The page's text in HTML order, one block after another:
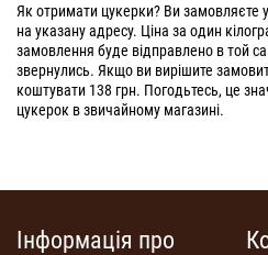
Як отримати цукерки? Ви замовляєте
на указану адресу. Ціна за один
замовлення буде відправлено в той
звернулись. Якщо ви вирішите
коштувати 138 грн. Погодьтесь, це
цукерок в звичайному магазині.
Інформація про